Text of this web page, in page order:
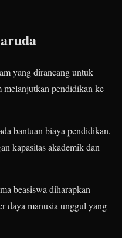
yang dirancang untuk
melanjutkan pendidikan ke
bantuan biaya pendidikan,
kapasitas akademik dan
beasiswa diharapkan
daya manusia unggul yang